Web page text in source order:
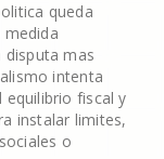
queda
medida
mas
intenta
fiscal y
instalar limites,
o